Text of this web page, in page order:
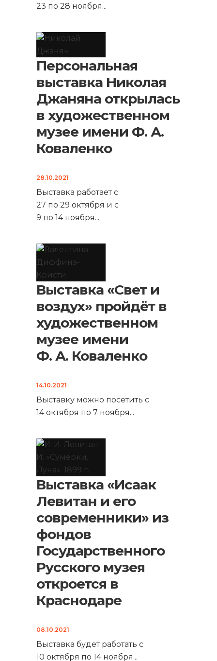
23 по 28 ноября...
Персональная
выставка Николая
Джаняна открылась
в художественном
музее имени Ф. А.
Коваленко
28.10.2021
Выставка работает с
27 по 29 октября и с
9 по 14 ноября...
Выставка «Свет и
воздух» пройдёт в
художественном
музее имени
Ф. А. Коваленко
14.10.2021
Выставку можно посетить с
14 октября по 7 ноября...
Выставка «Исаак
Левитан и его
современники» из
фондов
Государственного
Русского музея
откроется в
Краснодаре
08.10.2021
Выставка будет работать с
10 октября по 14 ноября...